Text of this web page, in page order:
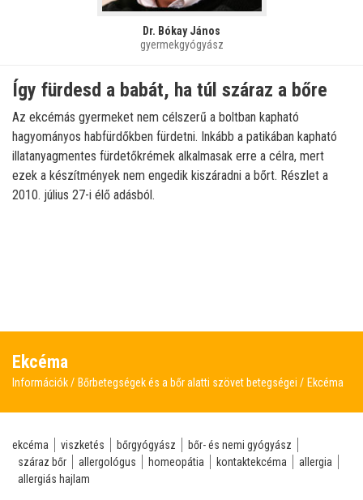
Dr. Bókay János
gyermekgyógyász
Így fürdesd a babát, ha túl száraz a bőre
Az ekcémás gyermeket nem célszerű a boltban kapható
hagyományos habfürdőkben fürdetni. Inkább a patikában kapható
illatanyagmentes fürdetőkrémek alkalmasak erre a célra, mert
ezek a készítmények nem engedik kiszáradni a bőrt. Részlet a
2010. július 27-i élő adásból.
Ekcéma
Információk Bőrbetegségek és a bőr alatti szövet betegségei Ekcéma
ekcéma viszketés bőrgyógyász
bőr- és nemi gyógyász
száraz bőr
allergológus homeopátia kontaktekcéma
allergia
allergiás hajlam